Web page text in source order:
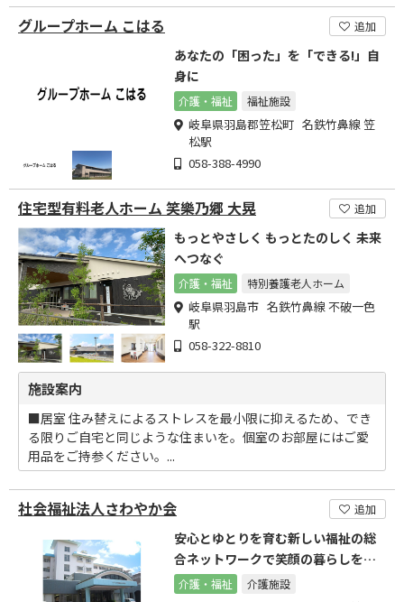
グループホーム こはる 追加
あなたの「困った」を「できる!」自
身に
介護・福祉 福祉施設
岐阜県羽島郡笠松町 名鉄竹鼻線 笠
松駅
058-388-4990
住宅型有料老人ホーム 笑樂乃郷 大晃 追加
もっとやさしく もっとたのしく 未来
へつなぐ
介護・福祉 特別養護老人ホーム
岐阜県羽島市 名鉄竹鼻線 不破一色
駅
058-322-8810
施設案内
■居室 住み替えによるストレスを最小限に抑えるため、でき
る限りご自宅と同じような住まいを。個室のお部屋にはご愛
用品をご持参ください。...
社会福祉法人さわやか会 追加
安心とゆとりを育む新しい福祉の総
合ネットワークで笑顔の暮らしを支
えます
介護・福祉 介護施設